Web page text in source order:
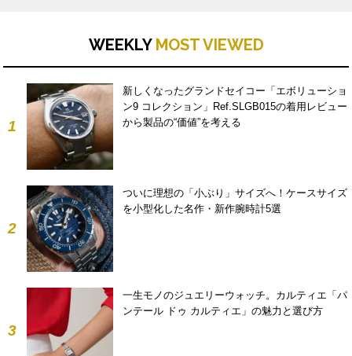
WEEKLY MOST VIEWED
1
新しくなったグランドセイコー「エボリューショ
ン9 コレクション」Ref.SLGB015の着用レビュー
から製品の“価値”を考える
2
ついに理想の「小ぶり」サイズへ！ケースサイズ
を小型化した名作・新作腕時計5選
3
一生モノのジュエリーウォッチ。カルティエ「パ
ンテール ドゥ カルティエ」の魅力と選び方